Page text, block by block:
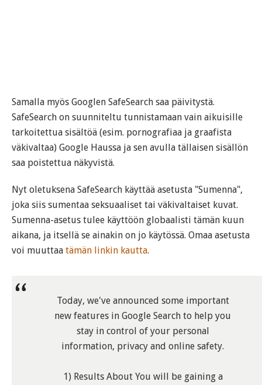
Samalla myös Googlen SafeSearch saa päivitystä.
SafeSearch on suunniteltu tunnistamaan vain aikuisille
tarkoitettua sisältöä (esim. pornografiaa ja graafista
väkivaltaa) Google Haussa ja sen avulla tällaisen sisällön
saa poistettua näkyvistä.
Nyt oletuksena SafeSearch käyttää asetusta "Sumenna",
joka siis sumentaa seksuaaliset tai väkivaltaiset kuvat.
Sumenna-asetus tulee käyttöön globaalisti tämän kuun
aikana, ja itsellä se ainakin on jo käytössä. Omaa asetusta
voi muuttaa tämän linkin kautta.
Today, we've announced some important
new features in Google Search to help you
stay in control of your personal
information, privacy and online safety.
1) Results About You will be gaining a